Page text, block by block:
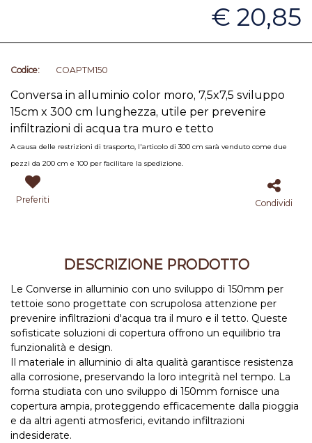
€ 20,85
Codice: COAPTM150
Conversa in alluminio color moro, 7,5x7,5 sviluppo
15cm x 300 cm lunghezza, utile per prevenire
infiltrazioni di acqua tra muro e tetto
A causa delle restrizioni di trasporto, l'articolo di 300 cm sarà venduto come due
pezzi da 200 cm e 100 per facilitare la spedizione.
Preferiti Condividi
DESCRIZIONE PRODOTTO
Le Converse in alluminio con uno sviluppo di 150mm per
tettoie sono progettate con scrupolosa attenzione per
prevenire infiltrazioni d'acqua tra il muro e il tetto. Queste
sofisticate soluzioni di copertura offrono un equilibrio tra
funzionalità e design.
Il materiale in alluminio di alta qualità garantisce resistenza
alla corrosione, preservando la loro integrità nel tempo. La
forma studiata con uno sviluppo di 150mm fornisce una
copertura ampia, proteggendo efficacemente dalla pioggia
e da altri agenti atmosferici, evitando infiltrazioni
indesiderate.